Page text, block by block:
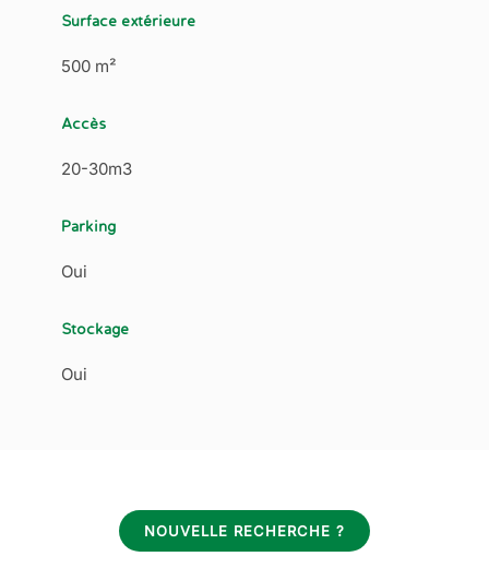
Surface extérieure
500 m²
Accès
20-30m3
Parking
Oui
Stockage
Oui
NOUVELLE RECHERCHE ?